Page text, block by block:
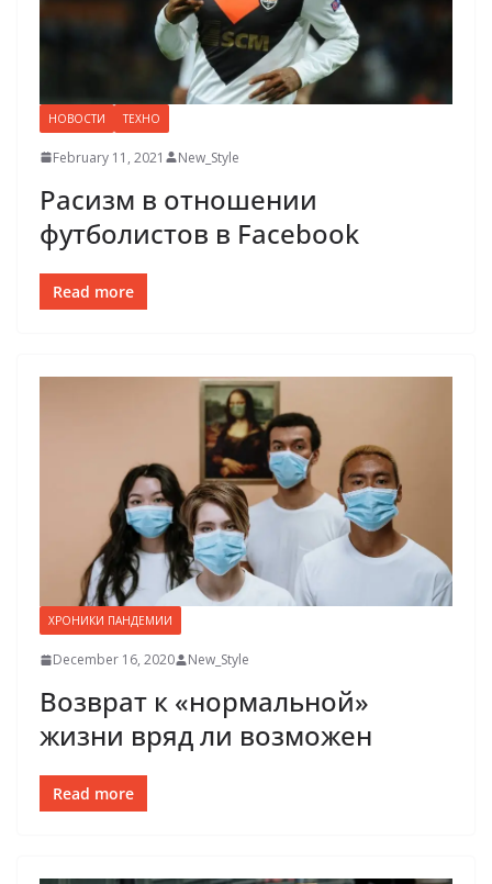
НОВОСТИ ТЕХНО
February 11, 2021 New_Style
Расизм в отношении
футболистов в Facebook
Read more
ХРОНИКИ ПАНДЕМИИ
December 16, 2020 New_Style
Возврат к «нормальной»
жизни вряд ли возможен
Read more